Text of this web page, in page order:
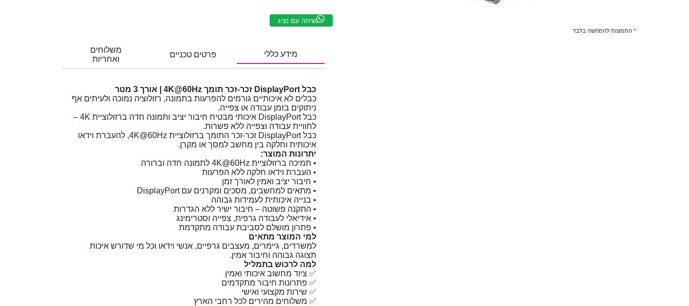
* התמונות להמחשה בלבד
שיחה עם נציג
מידע כללי פרטים טכניים
משלוחים
ואחריות
כבל DisplayPort זכר-זכר תומך 4K@60Hz | אורך 3 מטר
כבלים לא איכותיים גורמים להפרעות בתמונה, רזולוציה נמוכה ולעיתים אף
ניתוקים בזמן עבודה או צפייה.
כבל DisplayPort איכותי מבטיח חיבור יציב ותמונה חדה ברזולוציית 4K –
לחוויית עבודה וצפייה ללא פשרות.
כבל DisplayPort זכר-זכר התומך ברזולוציית ‎4K@60Hz, להעברת וידאו
איכותית וחלקה בין מחשב למסך או מקרן.
יתרונות המוצר:
• תמיכה ברזולוציית ‎4K@60Hz לתמונה חדה וברורה
• העברת וידאו חלקה ללא הפרעות
• חיבור יציב ואמין לאורך זמן
• מתאים למחשבים, מסכים ומקרנים עם DisplayPort
• בנייה איכותית לעמידות גבוהה
• התקנה פשוטה – חיבור ישיר ללא הגדרות
• אידיאלי לעבודה גרפית, צפייה וסטרימינג
• פתרון מושלם לסביבת עבודה מתקדמת
למי המוצר מתאים
למשרדים, גיימרים, מעצבים גרפיים, אנשי וידאו וכל מי שדורש איכות
תצוגה גבוהה וחיבור אמין.
למה לרכוש בתמליל
✅ ציוד מחשוב איכותי ואמין
✅ פתרונות חיבור מתקדמים
✅ שירות מקצועי ואישי
✅ משלוחים מהירים לכל רחבי הארץ